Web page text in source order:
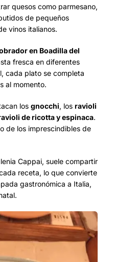
quesos como parmesano,
de pequeños
vinos italianos.
en Boadilla del
fresca en diferentes
cada plato se completa
al momento.
los gnocchi, los ravioli
de ricotta y espinaca.
de los imprescindibles de
Cappai, suele compartir
receta, lo que convierte
gastronómica a Italia,